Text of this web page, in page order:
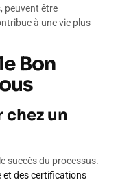
peuvent être
à une vie plus
Bon
chez un
succès du processus.
et des certifications